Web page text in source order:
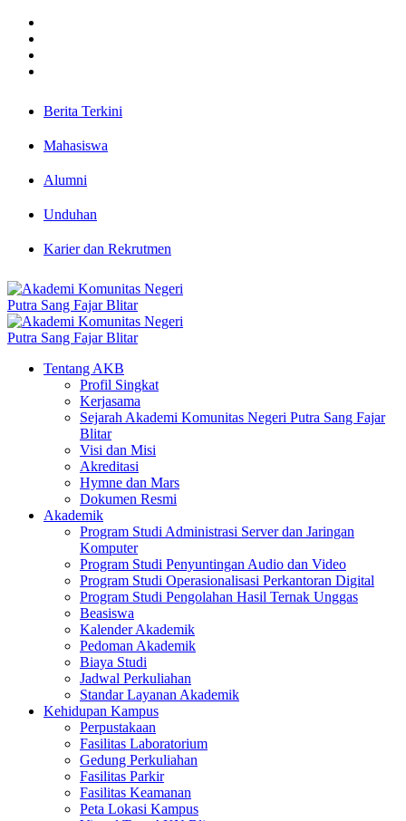
Berita Terkini
Mahasiswa
Alumni
Unduhan
Karier dan Rekrutmen
Tentang AKB
Profil Singkat
Kerjasama
Sejarah Akademi Komunitas Negeri Putra Sang Fajar
Blitar
Visi dan Misi
Akreditasi
Hymne dan Mars
Dokumen Resmi
Akademik
Program Studi Administrasi Server dan Jaringan
Komputer
Program Studi Penyuntingan Audio dan Video
Program Studi Operasionalisasi Perkantoran Digital
Program Studi Pengolahan Hasil Ternak Unggas
Beasiswa
Kalender Akademik
Pedoman Akademik
Biaya Studi
Jadwal Perkuliahan
Standar Layanan Akademik
Kehidupan Kampus
Perpustakaan
Fasilitas Laboratorium
Gedung Perkuliahan
Fasilitas Parkir
Fasilitas Keamanan
Peta Lokasi Kampus